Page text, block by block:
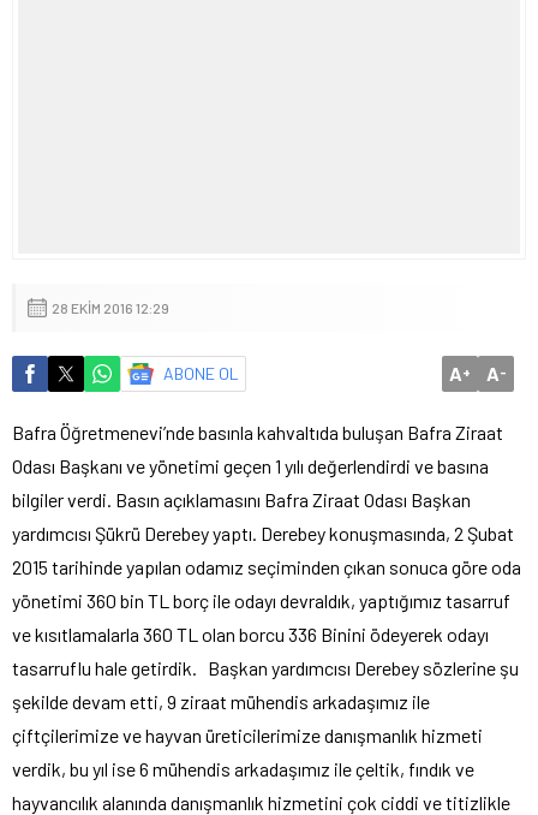
28 EKIM 2016 12:29
ABONE OL A+ A-
Bafra Öğretmenevi’nde basınla kahvaltıda buluşan Bafra Ziraat
Odası Başkanı ve yönetimi geçen 1 yılı değerlendirdi ve basına
bilgiler verdi. Basın açıklamasını Bafra Ziraat Odası Başkan
yardımcısı Şükrü Derebey yaptı. Derebey konuşmasında, 2 Şubat
2015 tarihinde yapılan odamız seçiminden çıkan sonuca göre oda
yönetimi 360 bin TL borç ile odayı devraldık, yaptığımız tasarruf
ve kısıtlamalarla 360 TL olan borcu 336 Binini ödeyerek odayı
tasarruflu hale getirdik. Başkan yardımcısı Derebey sözlerine şu
şekilde devam etti, 9 ziraat mühendis arkadaşımız ile
çiftçilerimize ve hayvan üreticilerimize danışmanlık hizmeti
verdik, bu yıl ise 6 mühendis arkadaşımız ile çeltik, fındık ve
hayvancılık alanında danışmanlık hizmetini çok ciddi ve titizlikle